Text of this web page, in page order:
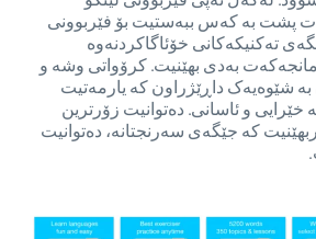
پشت بە کەس ببەستیت بۆ فێربوونی
تەکنیکەکانی خۆئاگاکردنەوە
بەدی بهێنیت. کرۆواتی وشە و
بە شێوەیەک داڕێژراون کە یارمەتیت
خێرایی و ئاسانی. دەتوانیت زۆرترین
کە جێگەی سەرنجتانە، دەتوانیت